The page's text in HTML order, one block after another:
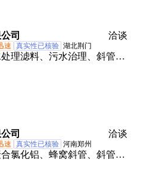
司 洽谈
速 真实性已核验 湖北荆门
理滤料、污水治理、斜管填
司 洽谈
速 真实性已核验 河南郑州
氯化铝、蜂窝斜管、斜管填
滤料、蜂窝活性炭、除臭